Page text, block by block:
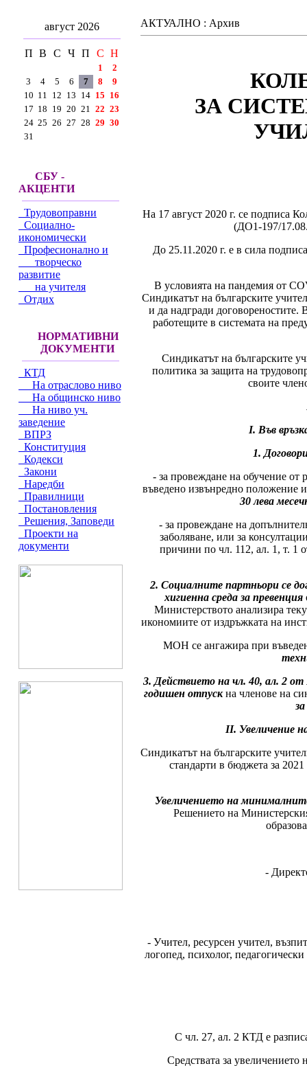
август 2026
П В С Ч П С Н
1
2
3
4 5 6 7 8
9
10 11 12 13 14 15 16
17 18 19 20 21 22 23
24 25 26 27 28 29 30
31
СБУ -
АКЦЕНТИ
Трудовоправни
Социално-
икономически
Професионално и
творческо
развитие
на учителя
Отдих
НОРМАТИВНИ
ДОКУМЕНТИ
КТД
На отраслово ниво
На общинско ниво
На ниво уч.
заведение
ВПРЗ
Конституция
Кодекси
Закони
Наредби
Правилници
Постановления
Решения, Заповеди
Проекти на
документи
АКТУАЛНО : Архив
ЗА
На 17 август 2020 г. се подписа
(ДО1-197/
До 25.11.2020 г. е в сила
В условията на пандемия от
Синдикатът на българските
и да надгради договореностите.
работещите в системата на
Синдикатът на българските
политика за защита на
своите
I. Във
1.
- за провеждане на обучение от
въведено извънредно положение
30 лева
- за провеждане на
заболяване, или за
причини по чл. 112, ал. 1, т. 1
2. Социалните партньори се
хигиенна среда за превенция
Министерството анализира
икономиите от издръжката на
МОН се ангажира при въведен
3. Действието на чл. 40, ал. 2
годишен отпуск на членове на
ІІ. Увеличение
Синдикатът на българските
стандарти в бюджета за
Увеличението на
Решението на
-
- Учител, ресурсен учител,
логопед, психолог,
С чл. 27, ал. 2 КТД е
Средствата за увеличението